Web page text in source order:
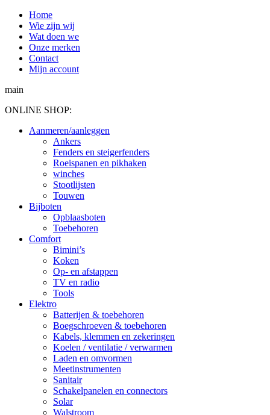
Spring
naar
content
Home
Wie zijn wij
Wat doen we
Onze merken
Contact
Mijn account
main
ONLINE SHOP:
Aanmeren/aanleggen
Ankers
Fenders en steigerfenders
Roeispanen en pikhaken
winches
Stootlijsten
Touwen
Bijboten
Opblaasboten
Toebehoren
Comfort
Bimini’s
Koken
Op- en afstappen
TV en radio
Tools
Elektro
Batterijen & toebehoren
Boegschroeven & toebehoren
Kabels, klemmen en zekeringen
Koelen / ventilatie / verwarmen
Laden en omvormen
Meetinstrumenten
Sanitair
Schakelpanelen en connectors
Solar
Walstroom